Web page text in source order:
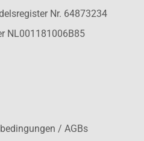
Nr. 64873234
NL001181006B85
/ AGBs